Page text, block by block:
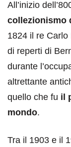
All’inizio
collezionismo
1824 il re
di reperti di
durante
altrettante
quello che fu il
mondo.
Tra il 1903 e il